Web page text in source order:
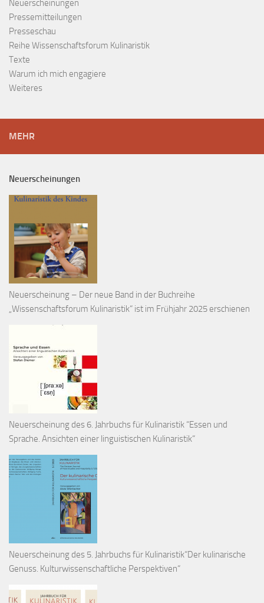
Neuerscheinungen
Pressemitteilungen
Presseschau
Reihe Wissenschaftsforum Kulinaristik
Texte
Warum ich mich engagiere
Weiteres
MEHR
Neuerscheinungen
Neuerscheinung – Der neue Band in der Buchreihe
„Wissenschaftsforum Kulinaristik“ ist im Frühjahr 2025 erschienen
Neuerscheinung des 6. Jahrbuchs für Kulinaristik “Essen und
Sprache. Ansichten einer linguistischen Kulinaristik“
Neuerscheinung des 5. Jahrbuchs für Kulinaristik“Der kulinarische
Genuss. Kulturwissenschaftliche Perspektiven“